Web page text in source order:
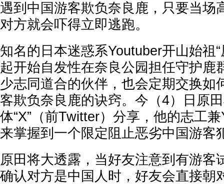
遇到中国游客欺负奈良鹿，只要当场
对方就会吓得立即逃跑。
知名的日本迷惑系Youtuber开山始祖
起开始自发性在奈良公园担任守护鹿
少志同道合的伙伴，也会定期交换如
客欺负奈良鹿的诀窍。今（4）日原
体“X”（前Twitter）分享，他的志工
来掌握到一个限定阻止恶劣中国游客
原田将大透露，当好友注意到有游客
确认对方是中国人时，好友会直接朝